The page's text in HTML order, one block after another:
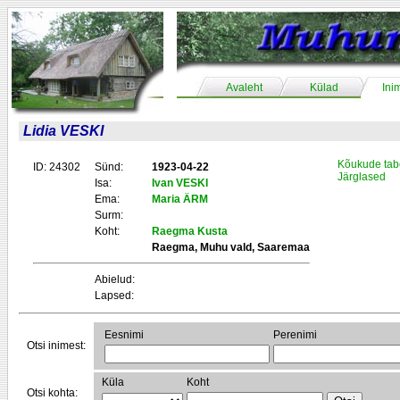
Avaleht Külad
Lidia VESKI
ID: 24302 Sünd:
1923-04-22
Isa:
Ivan VESKI
Ema:
Maria ÄRM
Surm:
Koht:
Raegma Kusta
Raegma, Muhu vald, Saaremaa
Abielud:
Lapsed:
Kõukude
Järglased
Otsi inimest:
Eesnimi Perenimi
Otsi kohta:
Küla Koht